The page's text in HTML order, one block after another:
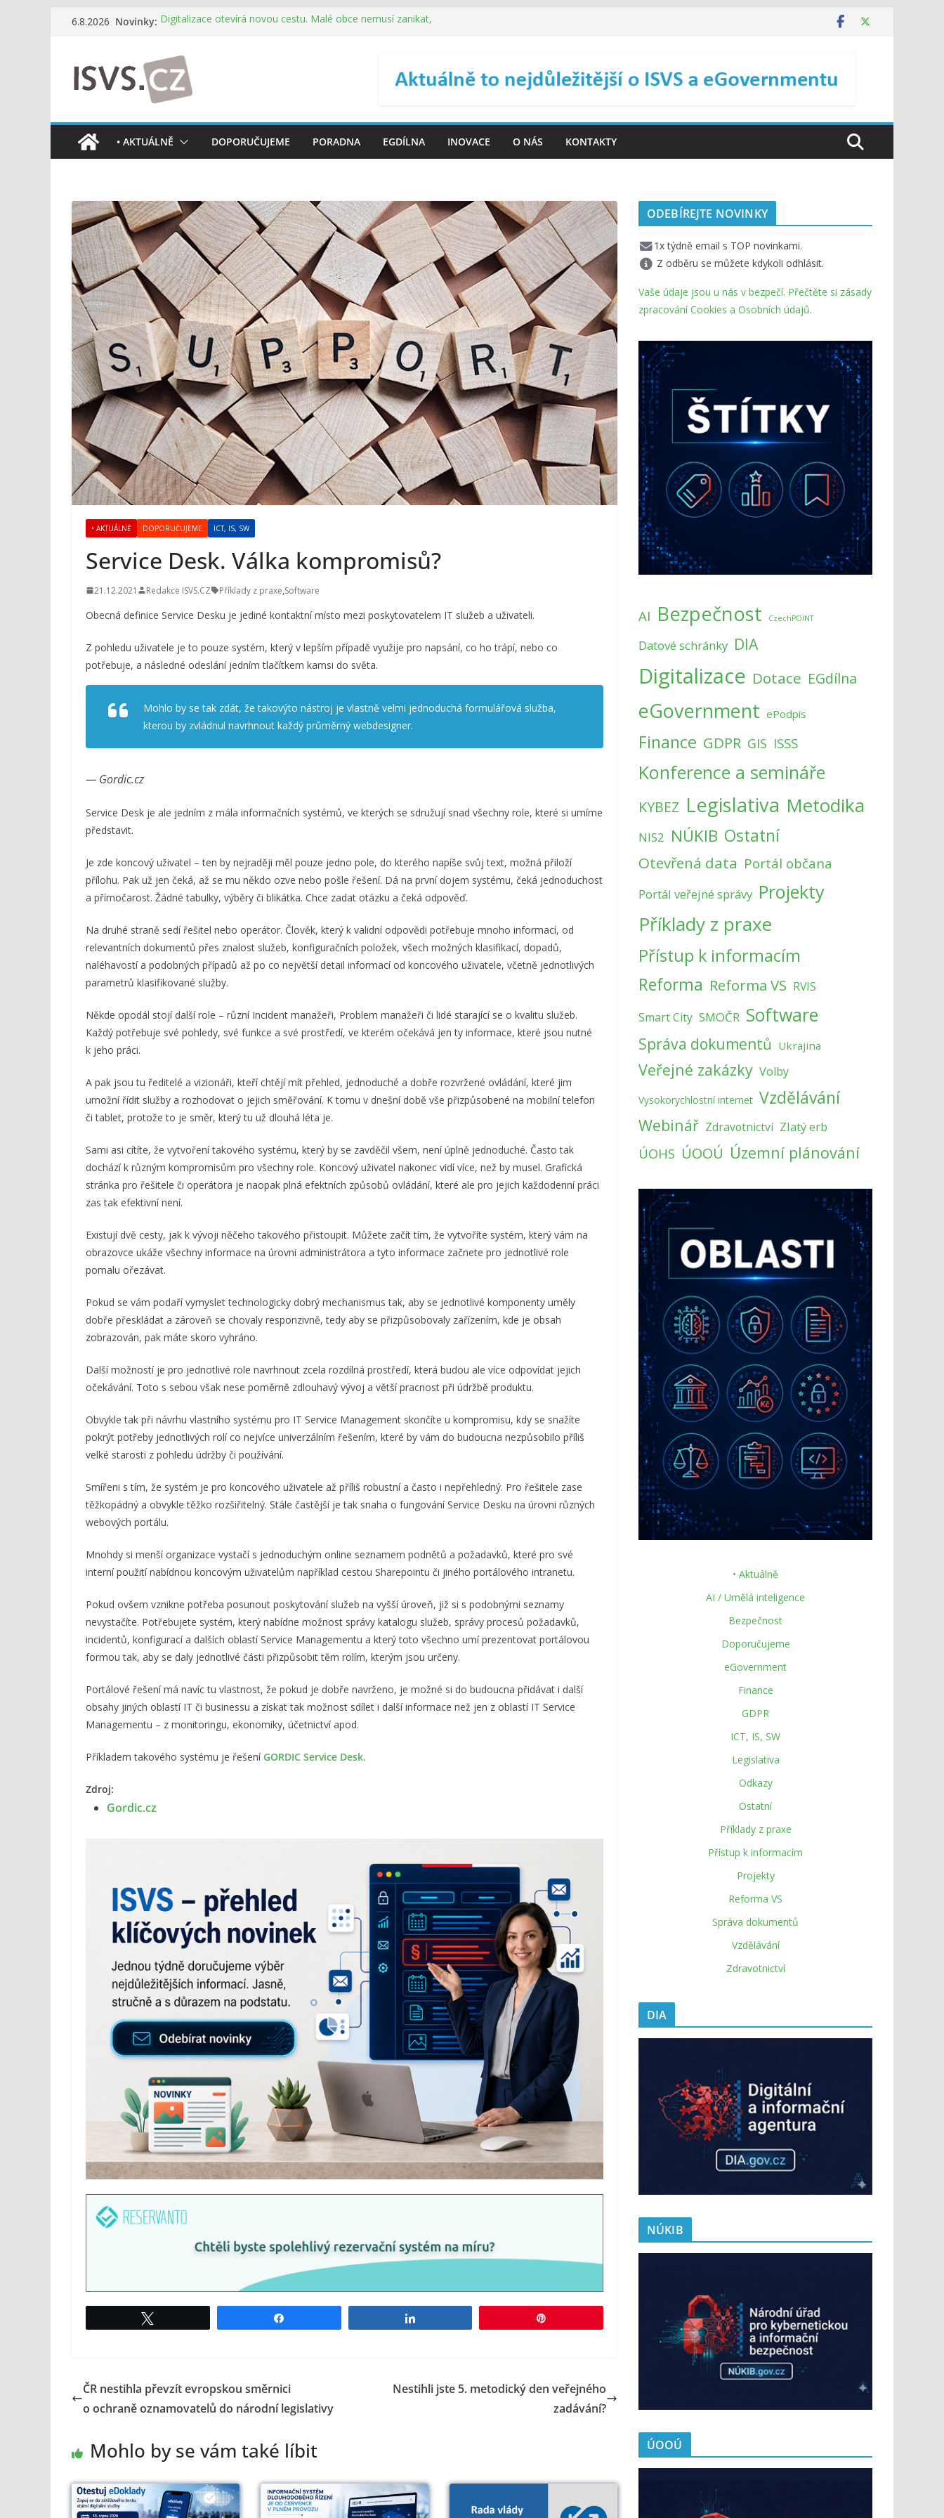
Přeskočit
6.8.2026 Novinky: Digitalizace otevírá novou cestu. Malé obce nemusí zanikat,
testování digitálních služeb
DIA: Informační systém dlouhodobého řízení (ISDŘ) je od
července v plném provozu
RVIS – Výbor pro architekturu a řízení ICT zveřejnil materiály
z nového jednání
Informace o obcích vždy po ruce. SMS ČR spouští novou
mobilní aplikaci
• AKTUÁLNĚ DOPORUČUJEME PORADNA EGDÍLNA INOVACE O NÁS KONTAKTY
• AKTUÁLNĚ DOPORUČUJEME ICT, IS, SW
Service Desk. Válka kompromisů?
21.12.2021 Redakce ISVS.CZ Příklady z praxe,Software
Obecná definice Service Desku je jediné kontaktní místo mezi poskytovatelem IT služeb a uživateli.
Z pohledu uživatele je to pouze systém, který v lepším případě využije pro napsání, co ho trápí, nebo co
potřebuje, a následné odeslání jedním tlačítkem kamsi do světa.
Mohlo by se tak zdát, že takovýto nástroj je vlastně velmi jednoduchá formulářová služba,
kterou by zvládnul navrhnout každý průměrný webdesigner.
— Gordic.cz
Service Desk je ale jedním z mála informačních systémů, ve kterých se sdružují snad všechny role, které si umíme
představit.
Je zde koncový uživatel – ten by nejraději měl pouze jedno pole, do kterého napíše svůj text, možná přiloží
přílohu. Pak už jen čeká, až se mu někdo ozve nebo pošle řešení. Dá na první dojem systému, čeká jednoduchost
a přímočarost. Žádné tabulky, výběry či blikátka. Chce zadat otázku a čeká odpověď.
Na druhé straně sedí řešitel nebo operátor. Člověk, který k validní odpovědi potřebuje mnoho informací, od
relevantních dokumentů přes znalost služeb, konfiguračních položek, všech možných klasifikací, dopadů,
naléhavostí a podobných případů až po co největší detail informací od koncového uživatele, včetně jednotlivých
parametrů klasifikované služby.
Někde opodál stojí další role – různí Incident manažeři, Problem manažeři či lidé starající se o kvalitu služeb.
Každý potřebuje své pohledy, své funkce a své prostředí, ve kterém očekává jen ty informace, které jsou nutné
k jeho práci.
A pak jsou tu ředitelé a vizionáři, kteří chtějí mít přehled, jednoduché a dobře rozvržené ovládání, které jim
umožní řídit služby a rozhodovat o jejich směřování. K tomu v dnešní době vše přizpůsobené na mobilní telefon
či tablet, protože to je směr, který tu už dlouhá léta je.
Sami asi cítíte, že vytvoření takového systému, který by se zavděčil všem, není úplně jednoduché. Často tak
dochází k různým kompromisům pro všechny role. Koncový uživatel nakonec vidí více, než by musel. Grafická
stránka pro řešitele či operátora je naopak plná efektních způsobů ovládání, které ale pro jejich každodenní práci
zas tak efektivní není.
Existují dvě cesty, jak k vývoji něčeho takového přistoupit. Můžete začít tím, že vytvoříte systém, který vám na
obrazovce ukáže všechny informace na úrovni administrátora a tyto informace začnete pro jednotlivé role
pomalu ořezávat.
Pokud se vám podaří vymyslet technologicky dobrý mechanismus tak, aby se jednotlivé komponenty uměly
dobře přeskládat a zároveň se chovaly responzivně, tedy aby se přizpůsobovaly zařízením, kde je obsah
zobrazován, pak máte skoro vyhráno.
Další možností je pro jednotlivé role navrhnout zcela rozdílná prostředí, která budou ale více odpovídat jejich
očekávání. Toto s sebou však nese poměrně zdlouhavý vývoj a větší pracnost při údržbě produktu.
Obvykle tak při návrhu vlastního systému pro IT Service Management skončíte u kompromisu, kdy se snažíte
pokrýt potřeby jednotlivých rolí co nejvíce univerzálním řešením, které by vám do budoucna nezpůsobilo příliš
velké starosti z pohledu údržby či používání.
Smířeni s tím, že systém je pro koncového uživatele až příliš robustní a často i nepřehledný. Pro řešitele zase
těžkopádný a obvykle těžko rozšiřitelný. Stále častější je tak snaha o fungování Service Desku na úrovni různých
webových portálu.
Mnohdy si menší organizace vystačí s jednoduchým online seznamem podnětů a požadavků, které pro své
interní použití nabídnou koncovým uživatelům například cestou Sharepointu či jiného portálového intranetu.
Pokud ovšem vznikne potřeba posunout poskytování služeb na vyšší úroveň, již si s podobnými seznamy
nevystačíte. Potřebujete systém, který nabídne možnost správy katalogu služeb, správy procesů požadavků,
incidentů, konfigurací a dalších oblastí Service Managementu a který toto všechno umí prezentovat portálovou
formou tak, aby se daly jednotlivé části přizpůsobit těm rolím, kterým jsou určeny.
Portálové řešení má navíc tu vlastnost, že pokud je dobře navrženo, je možné si do budoucna přidávat i další
obsahy jiných oblastí IT či businessu a získat tak možnost sdílet i další informace než jen z oblastí IT Service
Managementu – z monitoringu, ekonomiky, účetnictví apod.
Příkladem takového systému je řešení GORDIC Service Desk.
Zdroj:
Gordic.cz
ČR nestihla převzít evropskou směrnici
o ochraně oznamovatelů do národní legislativy
Nestihli jste 5. metodický den veřejného
zadávání?
Mohlo by se vám také líbit
ODEBÍREJTE NOVINKY
1x týdně email s TOP novinkami.
Z odběru se můžete kdykoli odhlásit.
Vaše údaje jsou u nás v bezpečí. Přečtěte si zásady
zpracování Cookies a Osobních údajů.
AI Bezpečnost CzechPOINT
Datové schránky DIA
Digitalizace Dotace EGdílna
eGovernment ePodpis
Finance GDPR GIS ISSS
Konference a semináře
KYBEZ Legislativa Metodika
NIS2 NÚKIB Ostatní
Otevřená data Portál občana
Portál veřejné správy Projekty
Příklady z praxe
Přístup k informacím
Reforma Reforma VS RVIS
Smart City SMOČR Software
Správa dokumentů Ukrajina
Veřejné zakázky Volby
Vysokorychlostní internet Vzdělávání
Webinář Zdravotnictví Zlatý erb
ÚOHS ÚOOÚ Územní plánování
• Aktuálně
AI / Umělá inteligence
Bezpečnost
Doporučujeme
eGovernment
Finance
GDPR
ICT, IS, SW
Legislativa
Odkazy
Ostatní
Příklady z praxe
Přístup k informacím
Projekty
Reforma VS
Správa dokumentů
Vzdělávání
Zdravotnictví
DIA
NÚKIB
ÚOOÚ